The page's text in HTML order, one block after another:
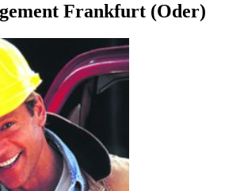
Frankfurt (Oder)